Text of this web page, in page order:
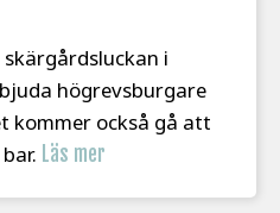
skärgårdsluckan i
högrevsburgare
kommer också gå att
Läs mer